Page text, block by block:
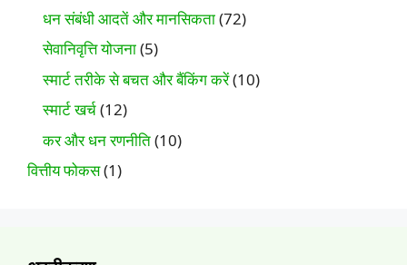
धन संबंधी आदतें और मानसिकता(72)
सेवानिवृत्ति योजना(5)
स्मार्ट तरीके से बचत और बैंकिंग करें(10)
स्मार्ट खर्च(12)
कर और धन रणनीति(10)
वित्तीय फोकस(1)